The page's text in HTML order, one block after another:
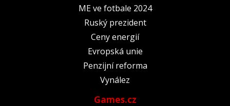
ME ve fotbale 2024
Ruský prezident
Ceny energií
Evropská unie
Penzijní reforma
Vynález
Games.cz